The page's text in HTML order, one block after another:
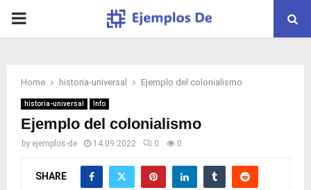
PRIMARY
Home historia-universal Ejemplo del colonialismo
historia-universal Info
Ejemplo del colonialismo
by ejemplos-de 14.09.2022 0 0
SHARE